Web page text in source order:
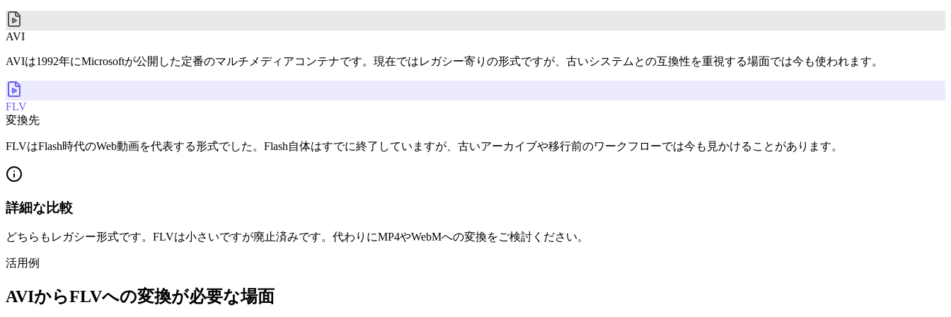
AVI
AVIは1992年にMicrosoftが公開した定番のマルチメディアコンテナです。現在ではレガシー寄りの形式ですが、古いシステムとの互換性を重視する場面では今も使われます。
FLV
変換先
FLVはFlash時代のWeb動画を代表する形式でした。Flash自体はすでに終了していますが、古いアーカイブや移行前のワークフローでは今も見かけることがあります。
詳細な比較
どちらもレガシー形式です。FLVは小さいですが廃止済みです。代わりにMP4やWebMへの変換をご検討ください。
活用例
AVIからFLVへの変換が必要な場面